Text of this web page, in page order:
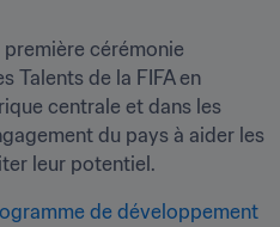
première cérémonie
Talents de la FIFA en
centrale et dans les
du pays à aider les
leur potentiel.
de développement